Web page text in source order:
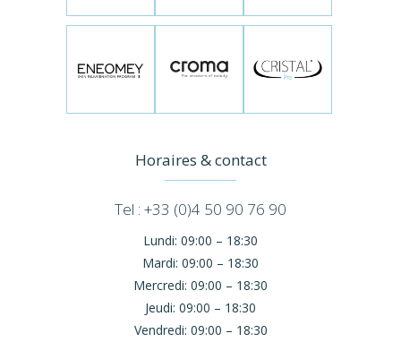
Horaires & contact
Tel : +33 (0)4 50 90 76 90
Lundi: 09:00 – 18:30
Mardi: 09:00 – 18:30
Mercredi: 09:00 – 18:30
Jeudi: 09:00 – 18:30
Vendredi: 09:00 – 18:30